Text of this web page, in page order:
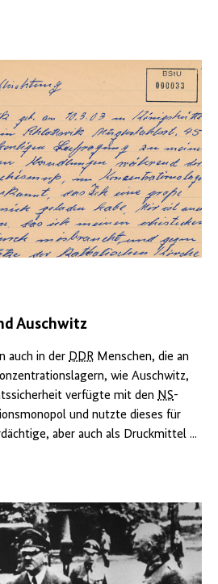
Auschwitz
auch in der DDR Menschen, die an
wie Auschwitz,
verfügte mit den NS-
und nutzte dieses für
aber auch als Druckmittel ...